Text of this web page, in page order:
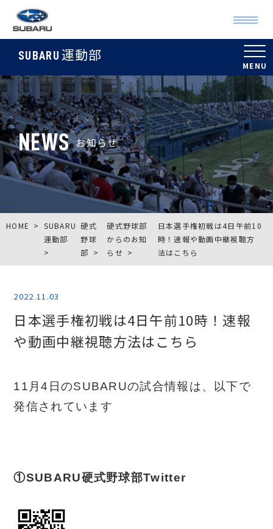
SUBARU 運動部
NEWS お知らせ
HOME
SUBARU
運動部
硬式
野球
部
硬式野球部
からのお知
らせ
日本選手権初戦は4日午前10
時！速報や動画中継視聴方
法はこちら
2022.11.03
日本選手権初戦は4日午前10時！速報
や動画中継視聴方法はこちら
11月4日のSUBARUの試合情報は、以下で
発信されています
①SUBARU硬式野球部Twitter